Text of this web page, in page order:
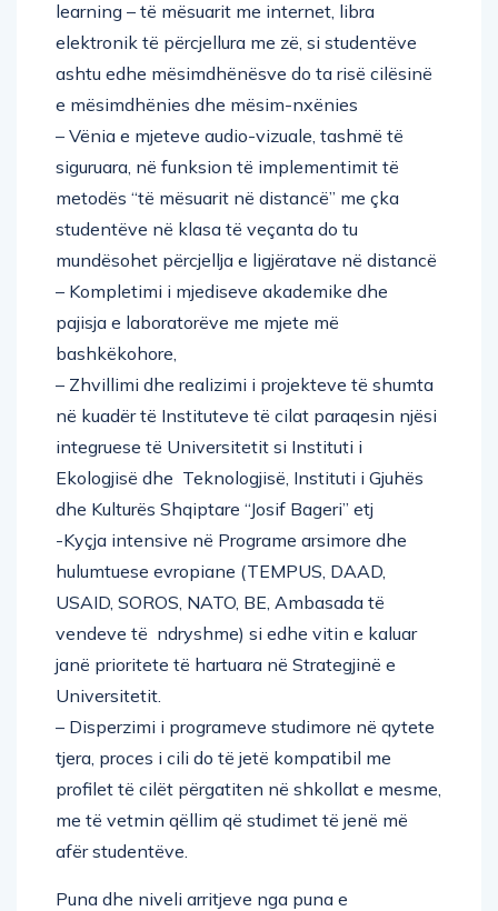
learning – të mësuarit me internet, libra
elektronik të përcjellura me zë, si studentëve
ashtu edhe mësimdhënësve do ta risë cilësinë
e mësimdhënies dhe mësim-nxënies
– Vënia e mjeteve audio-vizuale, tashmë të
siguruara, në funksion të implementimit të
metodës “të mësuarit në distancë” me çka
studentëve në klasa të veçanta do tu
mundësohet përcjellja e ligjëratave në distancë
– Kompletimi i mjediseve akademike dhe
pajisja e laboratorëve me mjete më
bashkëkohore,
– Zhvillimi dhe realizimi i projekteve të shumta
në kuadër të Instituteve të cilat paraqesin njësi
integruese të Universitetit si Instituti i
Ekologjisë dhe Teknologjisë, Instituti i Gjuhës
dhe Kulturës Shqiptare “Josif Bageri” etj
-Kyçja intensive në Programe arsimore dhe
hulumtuese evropiane (TEMPUS, DAAD,
USAID, SOROS, NATO, BE, Ambasada të
vendeve të ndryshme) si edhe vitin e kaluar
janë prioritete të hartuara në Strategjinë e
Universitetit.
– Disperzimi i programeve studimore në qytete
tjera, proces i cili do të jetë kompatibil me
profilet të cilët përgatiten në shkollat e mesme,
me të vetmin qëllim që studimet të jenë më
afër studentëve.
Puna dhe niveli arritjeve nga puna e